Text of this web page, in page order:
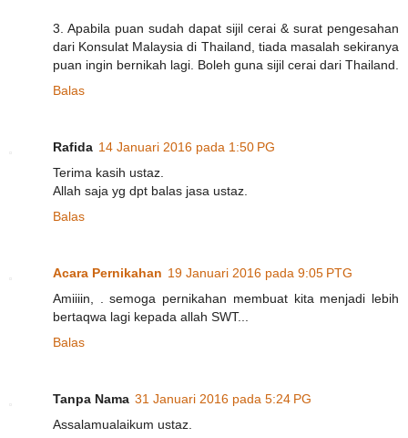
3. Apabila puan sudah dapat sijil cerai & surat pengesahan
dari Konsulat Malaysia di Thailand, tiada masalah sekiranya
puan ingin bernikah lagi. Boleh guna sijil cerai dari Thailand.
Balas
Rafida 14 Januari 2016 pada 1:50 PG
Terima kasih ustaz.
Allah saja yg dpt balas jasa ustaz.
Balas
Acara Pernikahan 19 Januari 2016 pada 9:05 PTG
Amiiiin, . semoga pernikahan membuat kita menjadi lebih
bertaqwa lagi kepada allah SWT...
Balas
Tanpa Nama 31 Januari 2016 pada 5:24 PG
Assalamualaikum ustaz.